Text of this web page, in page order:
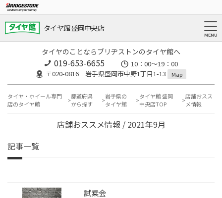
タイヤ館 盛岡中央店
タイヤのことならブリヂストンのタイヤ館へ
019-653-6655
10：00～19：00
〒020-0816 岩手県盛岡市中野1丁目1-13
Map
タイヤ・ホイール専門
店のタイヤ館
都道府県
から探す
岩手県の
タイヤ館
タイヤ館 盛岡
中央店TOP
店舗おスス
メ情報
店舗おススメ情報 / 2021年9月
記事一覧
試乗会